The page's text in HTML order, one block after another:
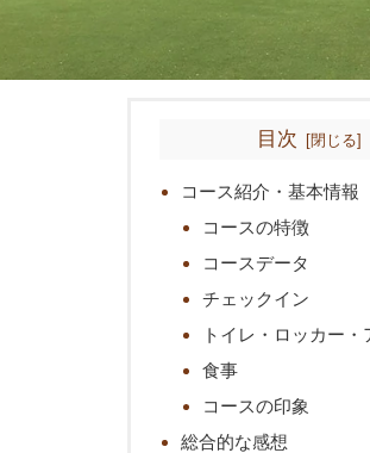
目次
コース紹介・基本情報
コースの特徴
コースデータ
チェックイン
トイレ・ロッカー・
食事
コースの印象
総合的な感想